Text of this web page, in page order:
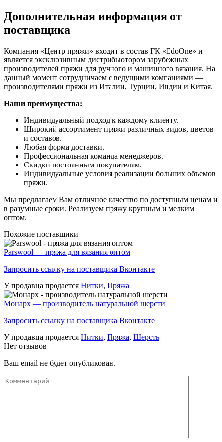
Дополнительная информация от
поставщика
Компания «Центр пряжи» входит в состав ГК «EdoOne» и
является эксклюзивным дистрибьютором зарубежных
производителей пряжи для ручного и машинного вязания. На
данный момент сотрудничаем с ведущими компаниями —
производителями пряжи из Италии, Турции, Индии и Китая.
Наши преимущества:
Индивидуальный подход к каждому клиенту.
Широкий ассортимент пряжи различных видов, цветов
и составов.
Любая форма доставки.
Профессиональная команда менеджеров.
Скидки постоянным покупателям.
Индивидуальные условия реализации больших объемов
пряжи.
Мы предлагаем Вам отличное качество по доступным ценам и
в разумные сроки. Реализуем пряжу крупным и мелким
оптом.
Похожие поставщики
Parswool — пряжа для вязания оптом
Запросить ссылку на поставщика Вконтакте
У продавца продается Нитки, Пряжа
Монарх — производитель натуральной шерсти
Запросить ссылку на поставщика Вконтакте
У продавца продается Нитки, Пряжа, Шерсть
Нет отзывов
Ваш email не будет опубликован.